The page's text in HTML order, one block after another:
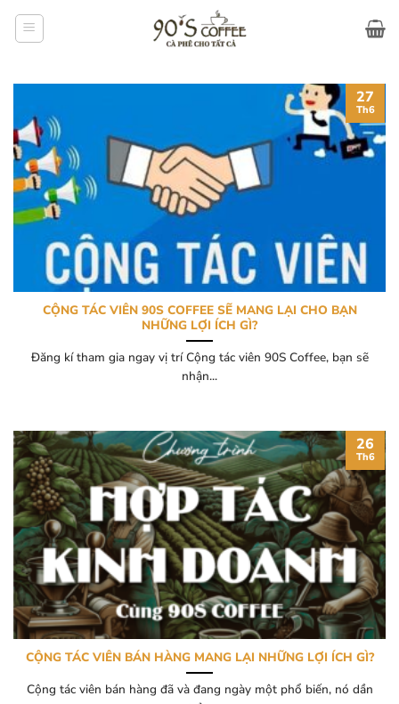
CỘNG TÁC VIÊN 90S COFFEE SẼ MANG LẠI CHO BẠN
NHỮNG LỢI ÍCH GÌ?
Đăng kí tham gia ngay vị trí Cộng tác viên 90S Coffee, bạn sẽ
nhận...
27
Th6
CỘNG TÁC VIÊN BÁN HÀNG MANG LẠI NHỮNG LỢI ÍCH GÌ?
Cộng tác viên bán hàng đã và đang ngày một phổ biến, nó dần
26
Th6